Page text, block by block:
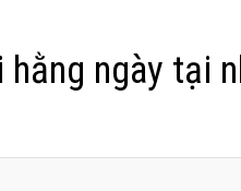
ngày tại